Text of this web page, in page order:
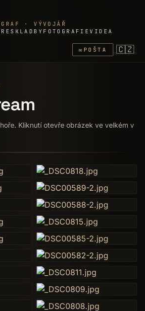
· VÝVOJÁŘ
SKLADBY FOTOGRAFIEVIDEA
✉ POŠTA 🇨🇿
Kliknutí otevře obrázek ve velkém v